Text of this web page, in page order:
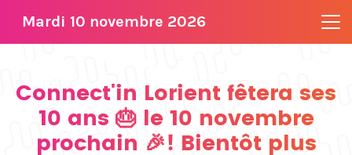
Mardi 10 novembre 2026
Connect'in Lorient fêtera ses
10 ans 🎂 le 10 novembre
prochain 🎉! Bientôt plus